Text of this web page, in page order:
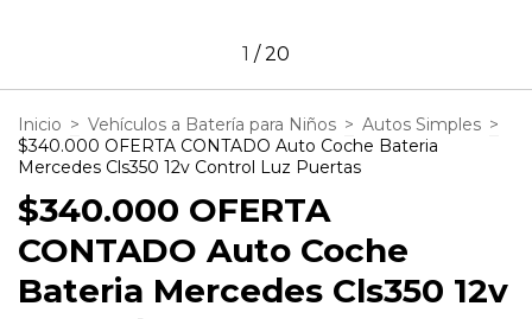
1 /20
Inicio > Vehículos a Batería para Niños > Autos Simples >
$340.000 OFERTA CONTADO Auto Coche Bateria
Mercedes Cls350 12v Control Luz Puertas
$340.000 OFERTA
CONTADO Auto Coche
Bateria Mercedes Cls350 12v